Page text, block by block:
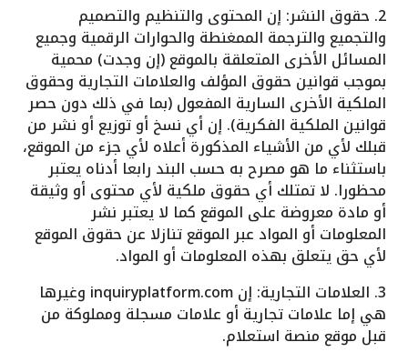
2. حقوق النشر: إن المحتوى والتنظيم والتصميم
والتجميع والترجمة الممغنطة والحوارات الرقمية وجميع
المسائل الأخرى المتعلقة بالموقع (إن وجدت) محمية
بموجب قوانين حقوق المؤلف والعلامات التجارية وحقوق
الملكية الأخرى السارية المفعول (بما في ذلك دون حصر
قوانين الملكية الفكرية). إن أي نسخ أو توزيع أو نشر من
قبلك لأي من الأشياء المذكورة أعلاه لأي جزء من الموقع،
باستثناء ما هو مصرح به حسب البند رابعا أدناه يعتبر
محظورا. لا تمتلك أي حقوق ملكية لأي محتوى أو وثيقة
أو مادة معروضة على الموقع كما لا يعتبر نشر
المعلومات أو المواد عبر الموقع تنازلا عن حقوق الموقع
لأي حق يتعلق بهذه المعلومات أو المواد.
3. العلامات التجارية: إن inquiryplatform.com وغيرها
هي إما علامات تجارية أو علامات مسجلة ومملوكة من
قبل موقع منصة استعلام.